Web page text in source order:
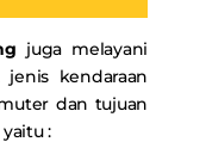
juga melayani
kendaraan
dan tujuan
: